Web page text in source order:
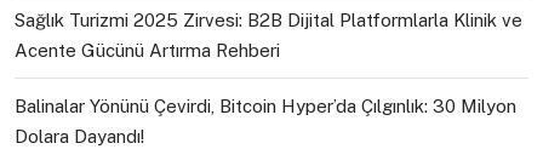
Sağlık Turizmi 2025 Zirvesi: B2B Dijital Platformlarla Klinik ve
Acente Gücünü Artırma Rehberi
Balinalar Yönünü Çevirdi, Bitcoin Hyper’da Çılgınlık: 30 Milyon
Dolara Dayandı!